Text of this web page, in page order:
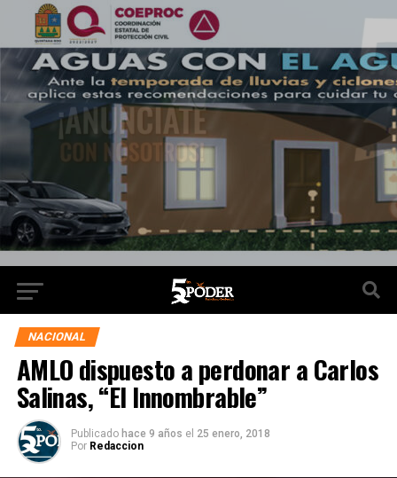
NACIONAL
AMLO dispuesto a perdonar a Carlos
Salinas, “El Innombrable”
Publicado hace 9 años el 25 enero, 2018
Por Redaccion